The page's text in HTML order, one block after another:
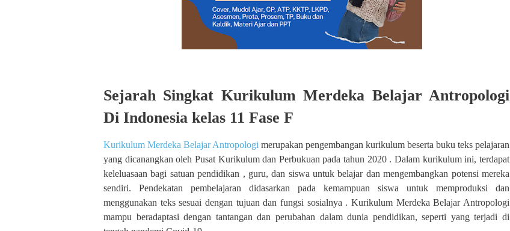
Sejarah Singkat Kurikulum Merdeka Belajar Antropologi
Di Indonesia kelas 11 Fase F
Kurikulum Merdeka Belajar Antropologi merupakan pengembangan kurikulum beserta buku teks pelajaran
yang dicanangkan oleh Pusat Kurikulum dan Perbukuan pada tahun 2020 . Dalam kurikulum ini, terdapat
keleluasaan bagi satuan pendidikan , guru, dan siswa untuk belajar dan mengembangkan potensi mereka
sendiri. Pendekatan pembelajaran didasarkan pada kemampuan siswa untuk memproduksi dan
menggunakan teks sesuai dengan tujuan dan fungsi sosialnya . Kurikulum Merdeka Belajar Antropologi
mampu beradaptasi dengan tantangan dan perubahan dalam dunia pendidikan, seperti yang terjadi di